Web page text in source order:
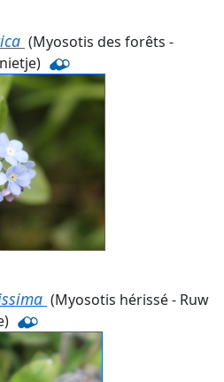
(Myosotis des forêts -
(Myosotis hérissé - Ruw